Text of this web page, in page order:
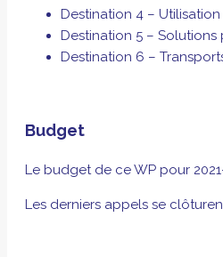
Destination 4 –
Destination 5 –
Destination 6 –
Budget
Le budget de ce WP pour
Les derniers appels se